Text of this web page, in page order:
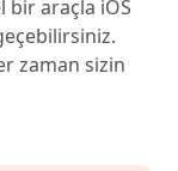
bir araçla iOS
zaman sizin